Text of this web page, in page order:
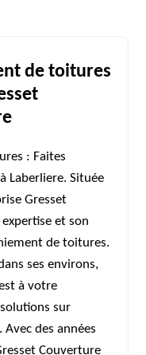
de toitures
: Faites
Laberliere. Située
Gresset
et son
de toitures.
ses environs,
à votre
sur
des années
Couverture